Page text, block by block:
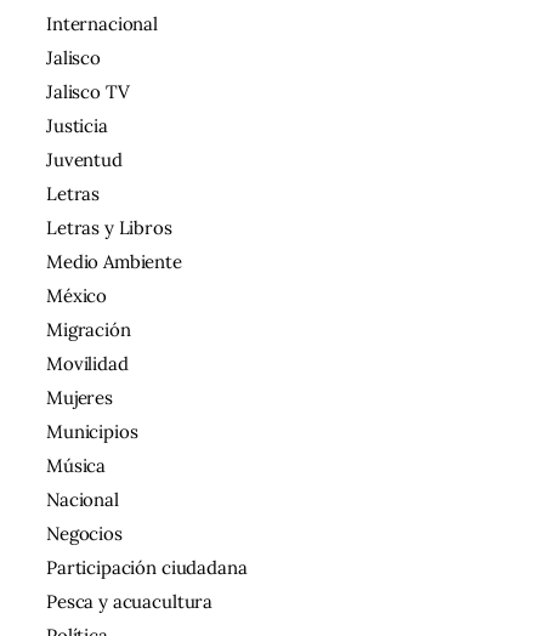
Internacional
Jalisco
Jalisco TV
Justicia
Juventud
Letras
Letras y Libros
Medio Ambiente
México
Migración
Movilidad
Mujeres
Municipios
Música
Nacional
Negocios
Participación ciudadana
Pesca y acuacultura